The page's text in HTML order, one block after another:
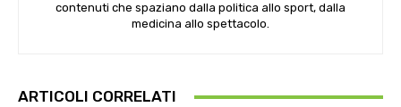
contenuti che spaziano dalla politica allo sport, dalla
medicina allo spettacolo.
ARTICOLI CORRELATI